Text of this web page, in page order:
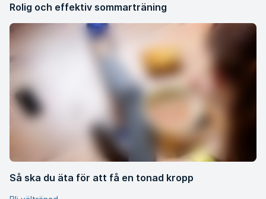
Rolig och effektiv sommarträning
Så ska du äta för att få en tonad kropp